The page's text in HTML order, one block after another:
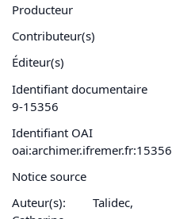
Producteur
Contributeur(s)
Éditeur(s)
Identifiant documentaire
9-15356
Identifiant OAI
oai:archimer.ifremer.fr:15356
Notice source
Auteur(s):
Talidec,